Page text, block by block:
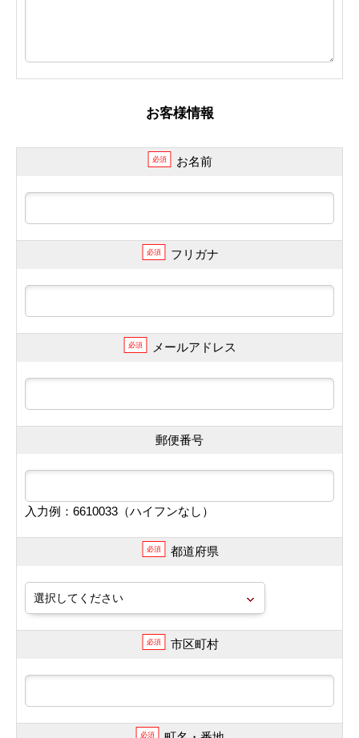
お客様情報
必須 お名前
必須 フリガナ
必須 メールアドレス
郵便番号
入力例：6610033（ハイフンなし）
必須 都道府県
必須 市区町村
必須